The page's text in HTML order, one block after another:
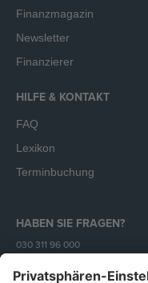
Finanzmagazin
Newsletter
Finanzierer
HILFE & KONTAKT
FAQ
Lexikon
Terminbuchung
HABEN SIE FRAGEN?
030 311 96 000
Mo - Fr (9 - 18 Uhr)